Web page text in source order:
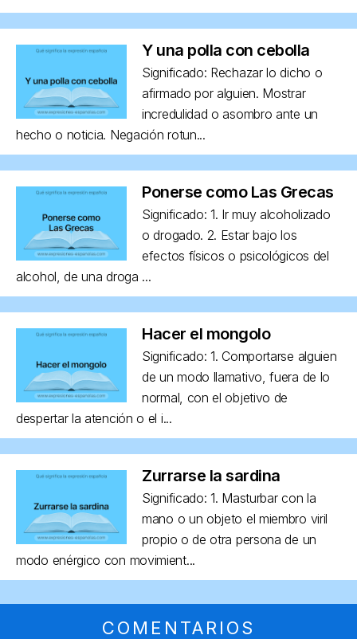
Y una polla con cebolla
Significado: Rechazar lo dicho o
afirmado por alguien. Mostrar
incredulidad o asombro ante un
hecho o noticia. Negación rotun...
Ponerse como Las Grecas
Significado: 1. Ir muy alcoholizado
o drogado. 2. Estar bajo los
efectos físicos o psicológicos del
alcohol, de una droga ...
Hacer el mongolo
Significado: 1. Comportarse alguien
de un modo llamativo, fuera de lo
normal, con el objetivo de
despertar la atención o el i...
Zurrarse la sardina
Significado: 1. Masturbar con la
mano o un objeto el miembro viril
propio o de otra persona de un
modo enérgico con movimient...
COMENTARIOS